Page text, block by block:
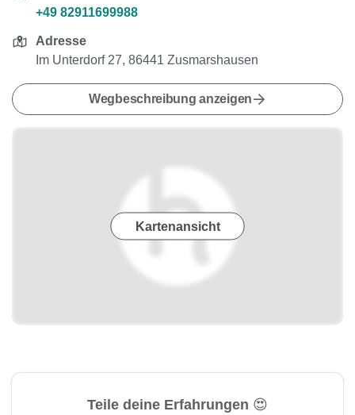
+49 82911699988
Adresse
Im Unterdorf 27, 86441 Zusmarshausen
Wegbeschreibung anzeigen
Kartenansicht
Teile deine Erfahrungen 😍